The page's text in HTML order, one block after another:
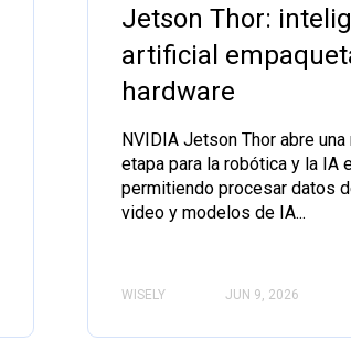
Jetson Thor:
artificial
hardware
NVIDIA Jetson Thor abre una
etapa para la robótica y la IA
permitiendo procesar datos
video y modelos de IA...
WISELY JUN 9, 2026